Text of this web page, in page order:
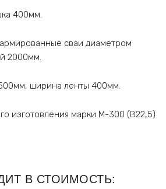
400мм.
сваи диаметром
2000мм.
ширина ленты 400мм.
изготовления марки М-300 (В22,5)
В СТОИМОСТЬ: